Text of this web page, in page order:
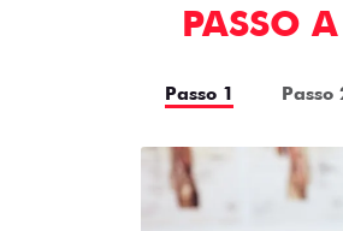
PASSO
Passo 1 Passo